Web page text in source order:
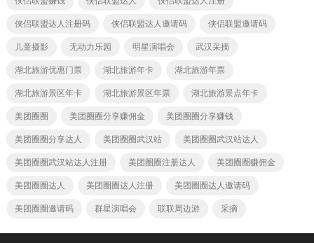
侠侣联盟达人注册码 侠侣联盟达人邀请码 侠侣联盟邀请码
儿童摄影 无动力乐园 明星演唱会 武汉采摘
湖北旅游优惠门票 湖北旅游年卡 湖北旅游年票
湖北旅游景区年卡 湖北旅游景区年票 湖北旅游景点年卡
美团圈圈 美团圈圈分享赚佣金 美团圈圈分享赚钱
美团圈圈分享达人 美团圈圈武汉站 美团圈圈武汉站达人
美团圈圈武汉站达人注册 美团圈圈注册达人 美团圈圈赚佣金
美团圈圈达人 美团圈圈达人注册 美团圈圈达人邀请码
美团圈圈邀请码 群星演唱会 联联周边游 采摘